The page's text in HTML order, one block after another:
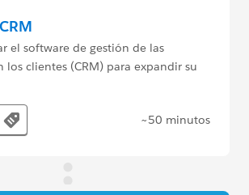
el software de gestión de las
los clientes (CRM) para expandir su
a Trailmix
Tags ~50 minutos